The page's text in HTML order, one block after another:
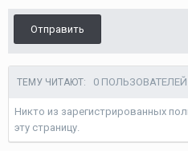
Отправить
ТЕМУ ЧИТАЮТ: 0 ПОЛЬЗОВАТЕЛЕЙ
Никто из зарегистрированных
эту страницу.